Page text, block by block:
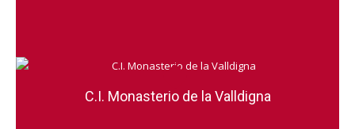
C.I. Monasterio de la Valldigna